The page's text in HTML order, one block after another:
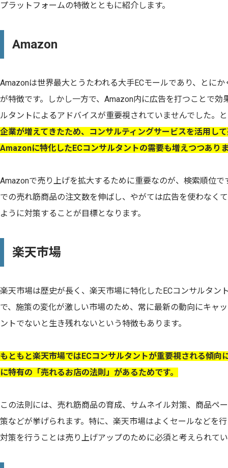
プラットフォームの特徴とともに紹介します。
Amazon
Amazonは世界最大とうたわれる大手ECモールであり、とに
が特徴です。しかし一方で、Amazon内に広告を打つことで効
ルタントによるアドバイスが重要視されていませんでした。
企業が増えてきたため、コンサルティングサービスを活用し
Amazonに特化したECコンサルタントの需要も増えつつあり
Amazonで売り上げを拡大するために重要なのが、検索順位
での売れ筋商品の注文数を伸ばし、やがては広告を使わなく
ように対策することが目標となります。
楽天市場
楽天市場は歴史が長く、楽天市場に特化したECコンサルタン
で、施策の変化が激しい市場のため、常に最新の動向にキャ
ントでないと生き残れないという特徴もあります。
もともと楽天市場ではECコンサルタントが重要視される傾向
に特有の「売れるお店の法則」があるためです。
この法則には、売れ筋商品の育成、サムネイル対策、商品ペ
策などが挙げられます。特に、楽天市場はよくセールなどを
対策を行うことは売り上げアップのために必須と考えられて